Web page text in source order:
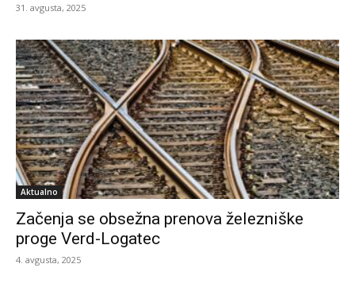
31. avgusta, 2025
Aktualno
Začenja se obsežna prenova železniške
proge Verd-Logatec
4. avgusta, 2025